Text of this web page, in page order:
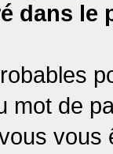
dans le
mot de